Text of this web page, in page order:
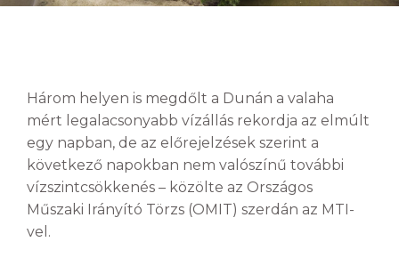
Három helyen is megdőlt a Dunán a valaha
mért legalacsonyabb vízállás rekordja az elmúlt
egy napban, de az előrejelzések szerint a
következő napokban nem valószínű további
vízszintcsökkenés – közölte az Országos
Műszaki Irányító Törzs (OMIT) szerdán az MTI-
vel.